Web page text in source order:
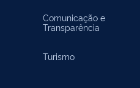
Comunicação e
Transparência
Turismo